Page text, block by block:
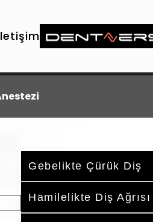
Gebelikte Çürük Diş
Hamilelikte Diş Ağrısı